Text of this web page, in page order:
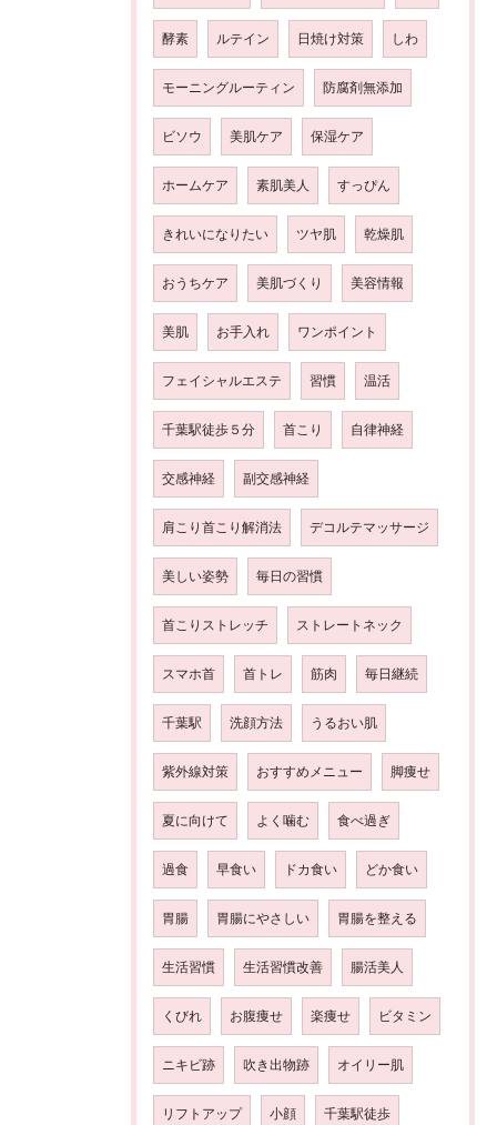
酵素 ルテイン 日焼け対策 しわ
モーニングルーティン 防腐剤無添加
ビソウ 美肌ケア 保湿ケア
ホームケア 素肌美人 すっぴん
きれいになりたい ツヤ肌 乾燥肌
おうちケア 美肌づくり 美容情報
美肌 お手入れ ワンポイント
フェイシャルエステ 習慣 温活
千葉駅徒歩５分 首こり 自律神経
交感神経 副交感神経
肩こり首こり解消法 デコルテマッサージ
美しい姿勢 毎日の習慣
首こりストレッチ ストレートネック
スマホ首 首トレ 筋肉 毎日継続
千葉駅 洗顔方法 うるおい肌
紫外線対策 おすすめメニュー 脚痩せ
夏に向けて よく噛む 食べ過ぎ
過食 早食い ドカ食い どか食い
胃腸 胃腸にやさしい 胃腸を整える
生活習慣 生活習慣改善 腸活美人
くびれ お腹痩せ 楽痩せ ビタミン
ニキビ跡 吹き出物跡 オイリー肌
リフトアップ 小顔 千葉駅徒歩